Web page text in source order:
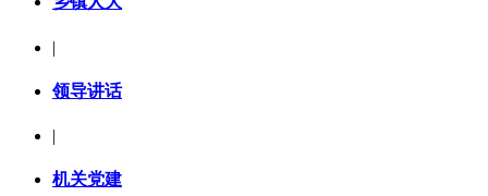
|
领导讲话
|
机关党建